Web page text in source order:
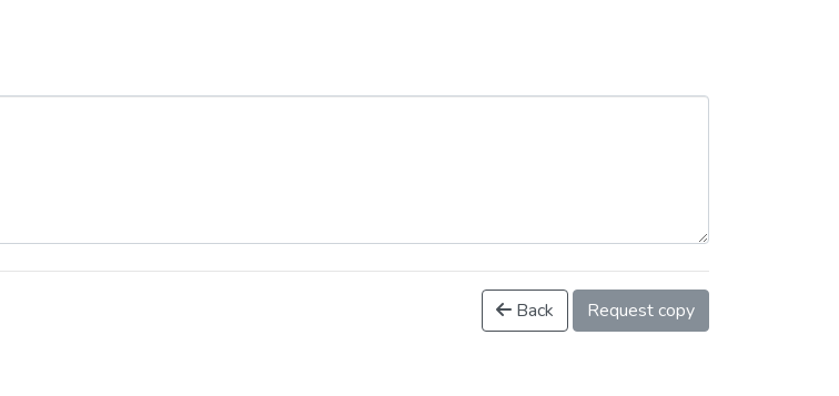
Back Request copy